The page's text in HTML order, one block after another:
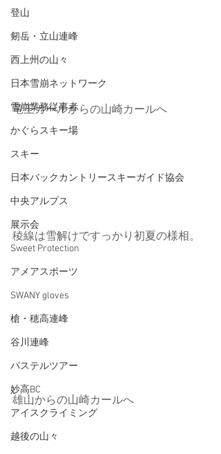
登山
剱岳・立山連峰
西上州の山々
日本雪崩ネットワーク
雪崩業務従事者
かぐらスキー場
スキー
日本バックカントリースキーガイド協会
中央アルプス
展示会
Sweet Protection
アメアスポーツ
SWANY gloves
槍・穂高連峰
谷川連峰
パステルツアー
妙高BC
アイスクライミング
越後の山々
竜王カールからの山崎カールへ
稜線は雪解けですっかり初夏の様相。
雄山からの山崎カールへ